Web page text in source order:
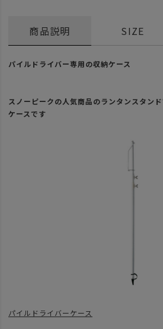
商品説明
パイルドライバー専用の収納ケース
スノーピークの人気商品のランタンスタン
ケースです
パイルドライバーケース
SIZE